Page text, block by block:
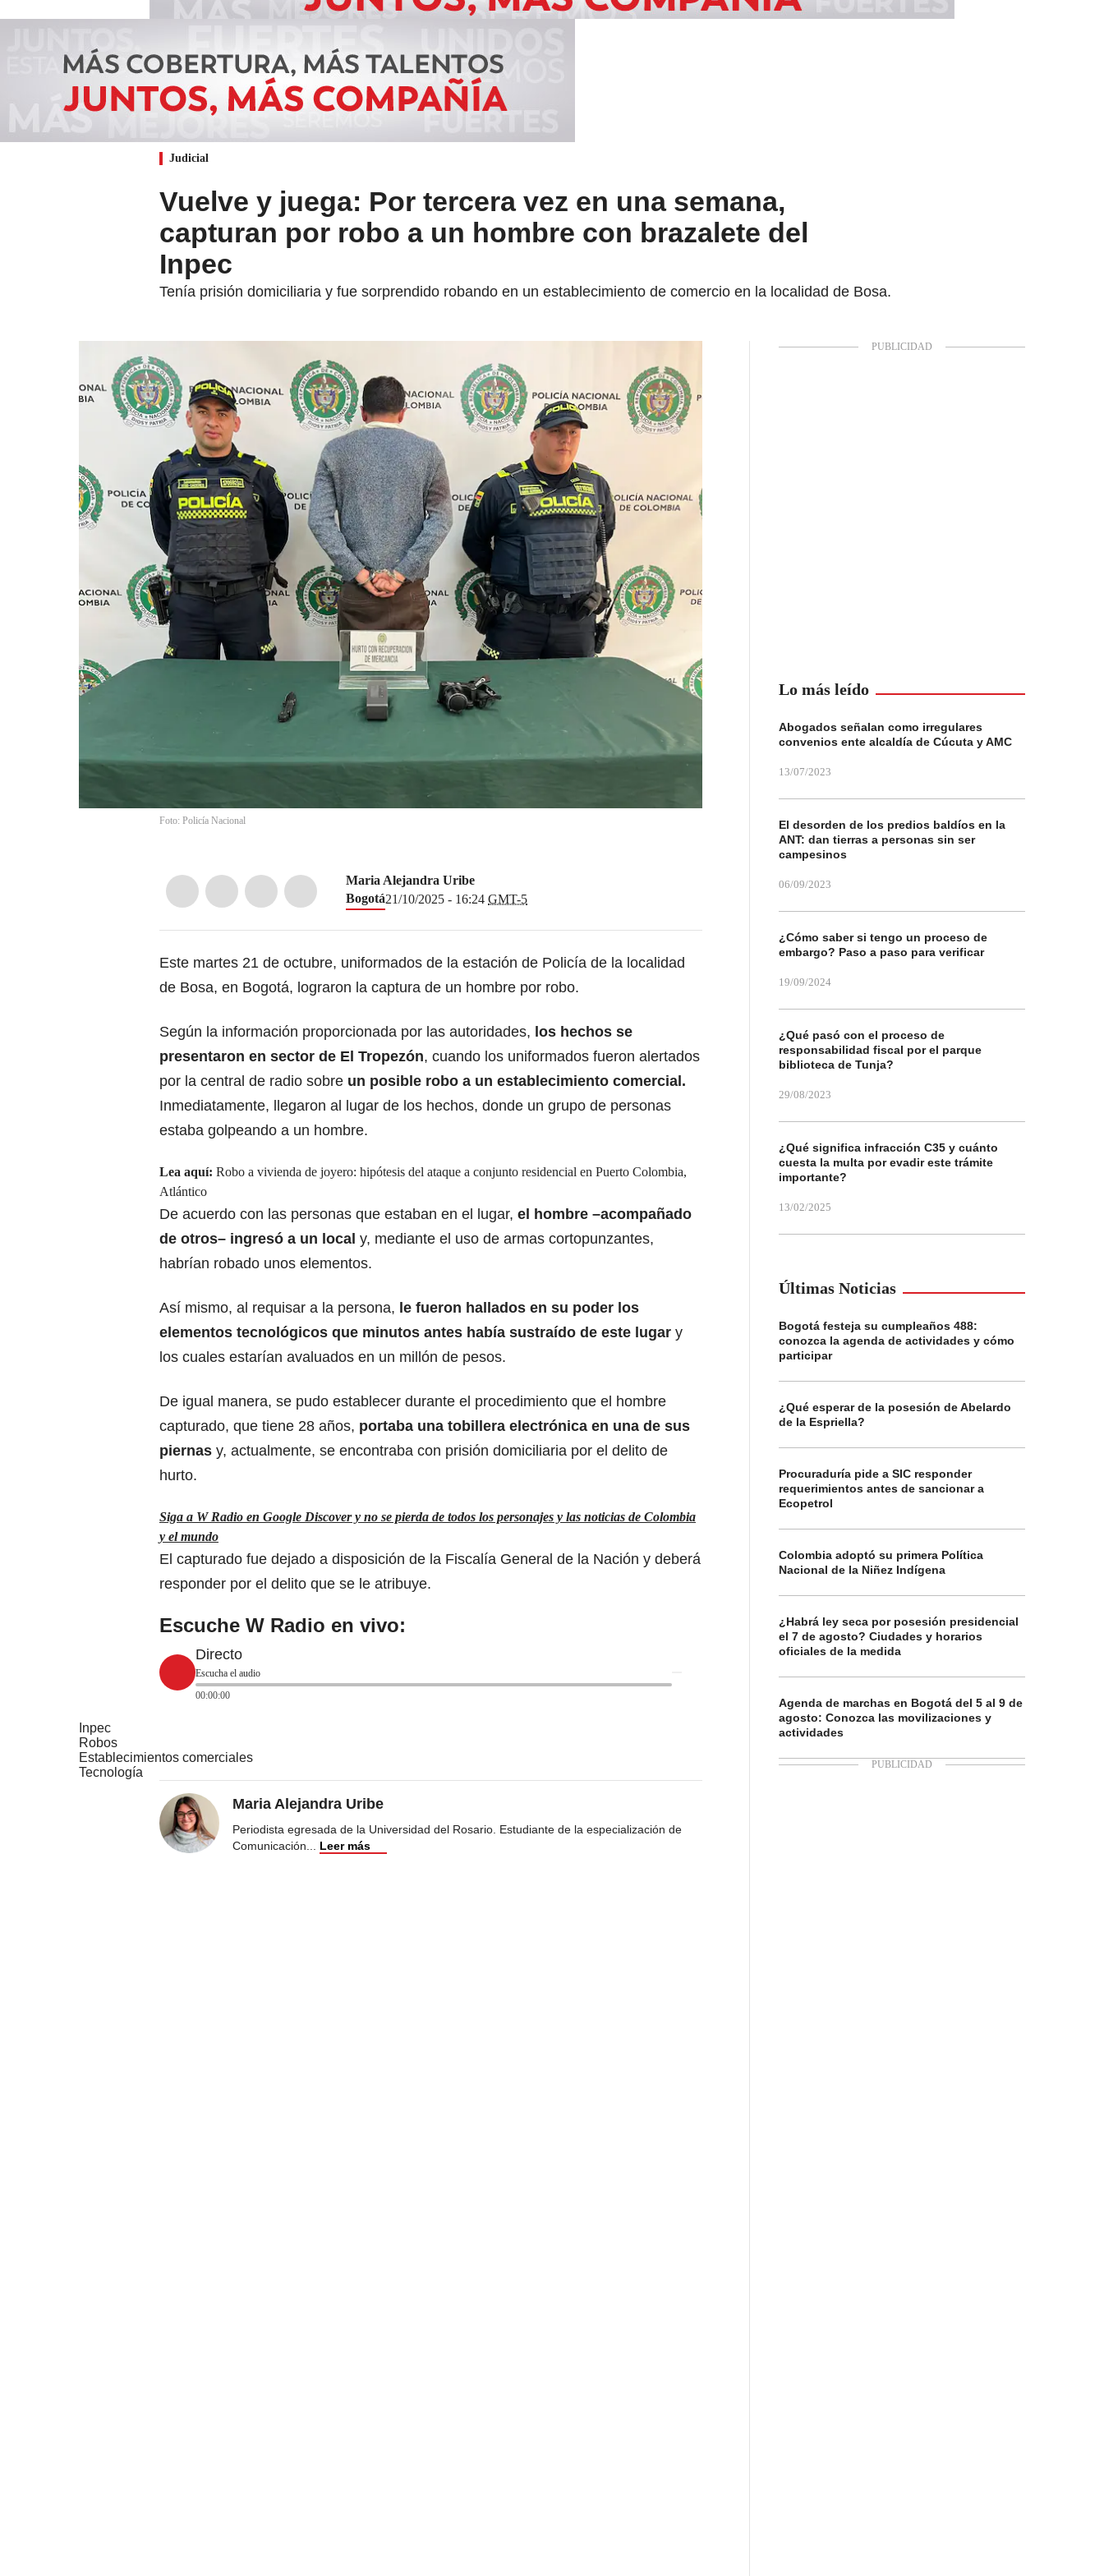
Judicial
Vuelve y juega: Por tercera vez en una semana,
capturan por robo a un hombre con brazalete del
Inpec
Tenía prisión domiciliaria y fue sorprendido robando en un establecimiento de comercio en la localidad de Bosa.
Foto: Policía Nacional
Maria Alejandra Uribe
Bogotá21/10/2025 - 16:24 GMT-5
Este martes 21 de octubre, uniformados de la estación de Policía de la localidad
de Bosa, en Bogotá, lograron la captura de un hombre por robo.
Según la información proporcionada por las autoridades, los hechos se
presentaron en sector de El Tropezón, cuando los uniformados fueron alertados
por la central de radio sobre un posible robo a un establecimiento comercial.
Inmediatamente, llegaron al lugar de los hechos, donde un grupo de personas
estaba golpeando a un hombre.
Lea aquí: Robo a vivienda de joyero: hipótesis del ataque a conjunto residencial en Puerto Colombia,
Atlántico
De acuerdo con las personas que estaban en el lugar, el hombre –acompañado
de otros– ingresó a un local y, mediante el uso de armas cortopunzantes,
habrían robado unos elementos.
Así mismo, al requisar a la persona, le fueron hallados en su poder los
elementos tecnológicos que minutos antes había sustraído de este lugar y
los cuales estarían avaluados en un millón de pesos.
De igual manera, se pudo establecer durante el procedimiento que el hombre
capturado, que tiene 28 años, portaba una tobillera electrónica en una de sus
piernas y, actualmente, se encontraba con prisión domiciliaria por el delito de
hurto.
Siga a W Radio en Google Discover y no se pierda de todos los personajes y las noticias de Colombia
y el mundo
El capturado fue dejado a disposición de la Fiscalía General de la Nación y deberá
responder por el delito que se le atribuye.
Escuche W Radio en vivo:
Directo
Escucha el audio
00:00:00
Inpec
Robos
Establecimientos comerciales
Tecnología
Maria Alejandra Uribe
Periodista egresada de la Universidad del Rosario. Estudiante de la especialización de
Comunicación... Leer más
Lo más leído
Abogados señalan como irregulares
convenios ente alcaldía de Cúcuta y AMC
13/07/2023
El desorden de los predios baldíos en la
ANT: dan tierras a personas sin ser
campesinos
06/09/2023
¿Cómo saber si tengo un proceso de
embargo? Paso a paso para verificar
19/09/2024
¿Qué pasó con el proceso de
responsabilidad fiscal por el parque
biblioteca de Tunja?
29/08/2023
¿Qué significa infracción C35 y cuánto
cuesta la multa por evadir este trámite
importante?
13/02/2025
Últimas Noticias
Bogotá festeja su cumpleaños 488:
conozca la agenda de actividades y cómo
participar
¿Qué esperar de la posesión de Abelardo
de la Espriella?
Procuraduría pide a SIC responder
requerimientos antes de sancionar a
Ecopetrol
Colombia adoptó su primera Política
Nacional de la Niñez Indígena
¿Habrá ley seca por posesión presidencial
el 7 de agosto? Ciudades y horarios
oficiales de la medida
Agenda de marchas en Bogotá del 5 al 9 de
agosto: Conozca las movilizaciones y
actividades